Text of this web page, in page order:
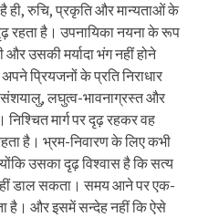
ही, रुचि, प्रकृति और मान्यताओं के
रहता है। उपनायिका नयना के रूप
उसकी मर्यादा भंग नहीं होने
प्रियजनों के प्रति निराधार
लघुत्व-भावनाग्रस्त और
मार्ग पर दृढ़ रहकर वह
है। भ्रम-निवारण के लिए कभी
उसका दृढ़ विश्वास है कि सत्य
डाल सकता। समय आने पर एक-
है। और इसमें सन्देह नहीं कि ऐसे